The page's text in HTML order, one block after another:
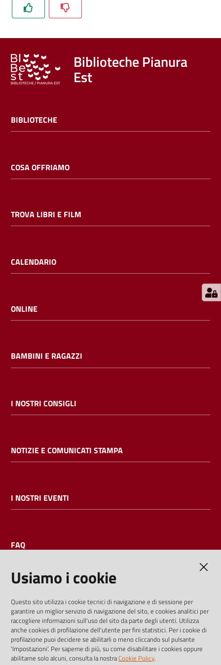
libri
film
Calendario
Bambini
E
l
i
cataloghi
bibliotecario
Biblioteche Pianura
Est
BIBLIOTECHE
COSA OFFRIAMO
TROVA LIBRI E FILM
CALENDARIO
ONLINE
BAMBINI E RAGAZZI
I NOSTRI CONSIGLI
NOTIZIE E COMUNICATI STAMPA
I NOSTRI EVENTI
FAQ
I dati personali pubblicati sono riutilizzabili solo alle condizioni
previste dalla direttiva comunitaria 2003/98/CE e dal d.lgs.
36/2006
Usiamo i cookie
Questo sito utilizza i cookie tecnici di navigazione e di sessione per
garantire un miglior servizio di navigazione del sito, e cookies analitici per
raccogliere informazioni sull'uso del sito da parte degli utenti. Utilizza
anche cookies di profilazione dell'utente per fini statistici. Per i cookie di
profilazione puoi decidere se abilitarli o meno cliccando sul pulsante
'Impostazioni'. Per saperne di più, su come disabilitare i cookies oppure
abilitarne solo alcuni, consulta la nostraCookie Policy.